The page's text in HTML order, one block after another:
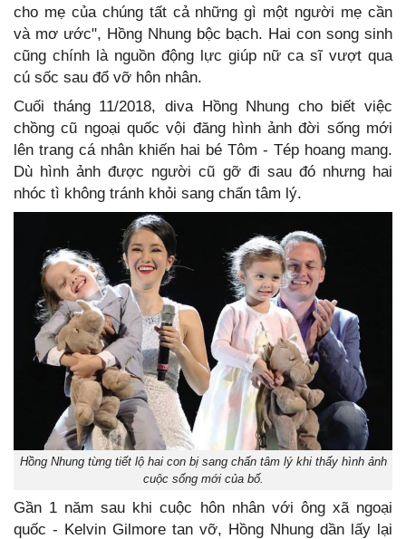
cho mẹ của chúng tất cả những gì một người mẹ cần
và mơ ước", Hồng Nhung bộc bạch. Hai con song sinh
cũng chính là nguồn động lực giúp nữ ca sĩ vượt qua
cú sốc sau đổ vỡ hôn nhân.
Cuối tháng 11/2018, diva Hồng Nhung cho biết việc
chồng cũ ngoại quốc vội đăng hình ảnh đời sống mới
lên trang cá nhân khiến hai bé Tôm - Tép hoang mang.
Dù hình ảnh được người cũ gỡ đi sau đó nhưng hai
nhóc tì không tránh khỏi sang chấn tâm lý.
Hồng Nhung từng tiết lộ hai con bị sang chấn tâm lý khi thấy hình ảnh
cuộc sống mới của bố.
Gần 1 năm sau khi cuộc hôn nhân với ông xã ngoại
quốc - Kelvin Gilmore tan vỡ, Hồng Nhung dần lấy lại